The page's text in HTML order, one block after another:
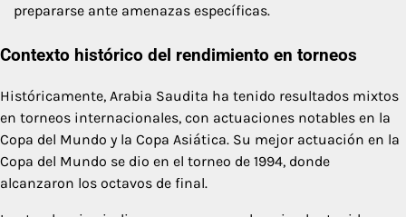
prepararse ante amenazas específicas.
Contexto histórico del rendimiento en torneos
Históricamente, Arabia Saudita ha tenido resultados mixtos
en torneos internacionales, con actuaciones notables en la
Copa del Mundo y la Copa Asiática. Su mejor actuación en la
Copa del Mundo se dio en el torneo de 1994, donde
alcanzaron los octavos de final.